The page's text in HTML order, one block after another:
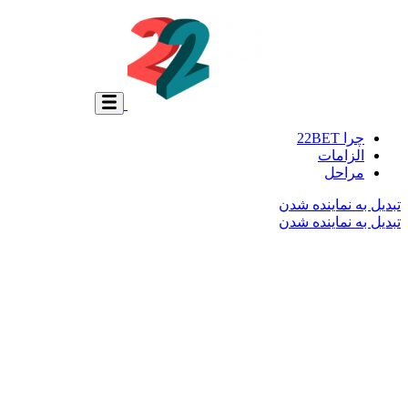
چرا 22BET
الزامات
مراحل
تبدیل به نماینده شدن
تبدیل به نماینده شدن